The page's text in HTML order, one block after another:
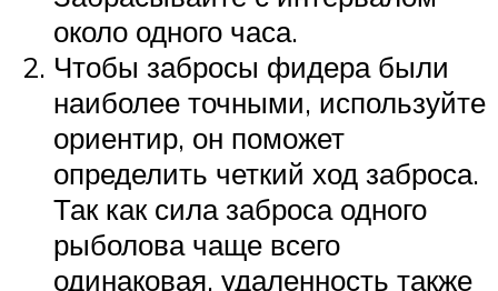
около одного часа.
Чтобы забросы фидера были
наиболее точными, используйте
ориентир, он поможет
определить четкий ход заброса.
Так как сила заброса одного
рыболова чаще всего
одинаковая, удаленность также